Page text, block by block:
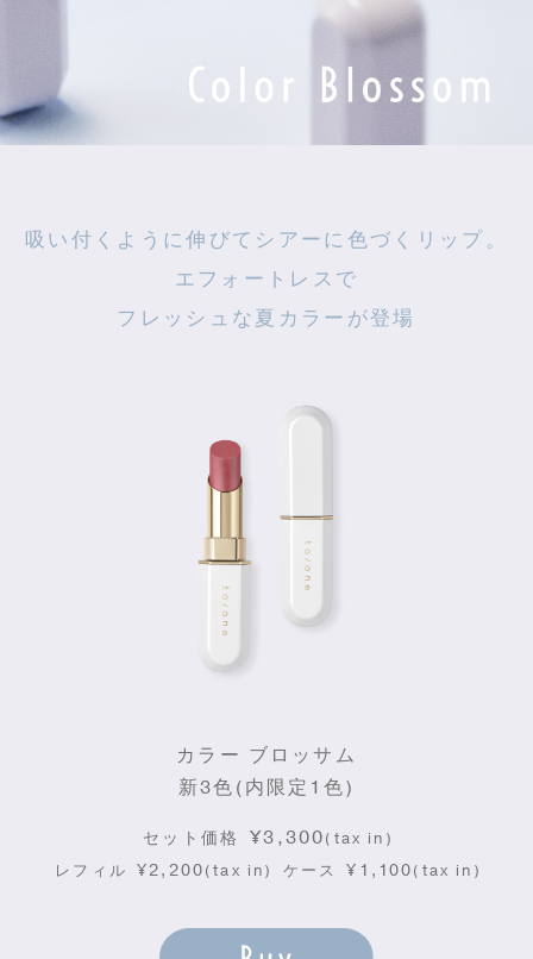
吸い付くように伸びてシアーに色づくリップ。
エフォートレスで
フレッシュな夏カラーが登場
カラー ブロッサム
新3色(内限定1色)
セット価格 ¥3,300(tax in)
レフィル ¥2,200(tax in) ケース ¥1,100(tax in)